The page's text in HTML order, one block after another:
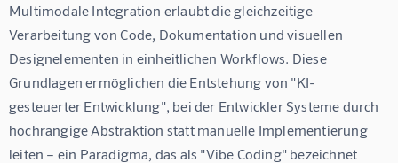
Multimodale Integration erlaubt die gleichzeitige
Verarbeitung von Code, Dokumentation und visuellen
Designelementen in einheitlichen Workflows. Diese
Grundlagen ermöglichen die Entstehung von "KI-
gesteuerter Entwicklung", bei der Entwickler Systeme durch
hochrangige Abstraktion statt manuelle Implementierung
leiten – ein Paradigma, das als "Vibe Coding" bezeichnet